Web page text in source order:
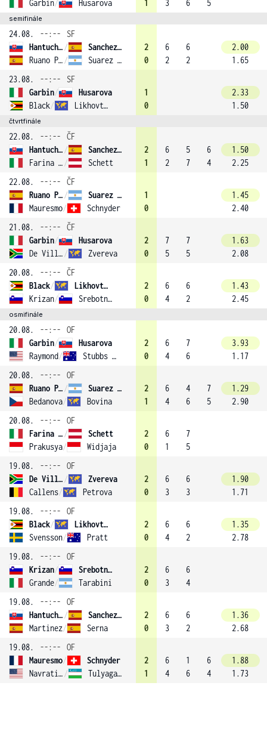
Garbin/ Husarova
1
3
6
5
semifinále
24.08. --:--
SF
Hantuchová /
Sanchez-Vicario (4)
Ruano Pascual / Suarez (2)
2
0
6
2
6
2
2.00
1.65
23.08.
--:--
SF
Garbin/
Husarova
Black/ Likhovtseva (3)
1
0
2.33
1.50
čtvrtfinále
22.08. --:--
ČF
Hantuchová /
Sanchez-Vicario (4)
Farina Elia / Schett
2
1
6
2
5
7
6
4
1.50
2.25
22.08.
--:--
ČF
Ruano Pascual /
Suarez (2)
Mauresmo/ Schnyder
1
0
1.45
2.40
21.08.
--:--
ČF
Garbin/
Husarova
De Villiers / Zvereva
2
0
7
5
7
5
1.63
2.08
20.08.
--:--
ČF
Black/
Likhovtseva (3)
Krizan/ Srebotnik
2
0
6
4
6
2
1.43
2.45
osmifinále
20.08. --:--
OF
Garbin/
Husarova
Raymond/ Stubbs (1)
2
0
6
4
7
6
3.93
1.17
20.08.
--:--
OF
Ruano Pascual /
Suarez (2)
Bedanova/ Bovina
2
1
6
4
4
6
7
5
1.29
2.90
20.08.
--:--
OF
Farina Elia /
Schett
Prakusya/ Widjaja
2
0
6
1
7
5
19.08.
--:--
OF
De Villiers /
Zvereva
Callens/ Petrova
2
0
6
3
6
3
1.90
1.71
19.08.
--:--
OF
Black/
Likhovtseva (3)
Svensson/ Pratt
2
0
6
4
6
2
1.35
2.78
19.08.
--:--
OF
Krizan/
Srebotnik
Grande/ Tarabini
2
0
6
3
6
4
19.08.
--:--
OF
Hantuchová /
Sanchez-Vicario (4)
Martinez/ Serna
2
0
6
3
6
2
1.36
2.68
19.08.
--:--
OF
Mauresmo/
Schnyder
Navratilova / Tulyaganova
2
1
6
4
1
6
6
4
1.88
1.73